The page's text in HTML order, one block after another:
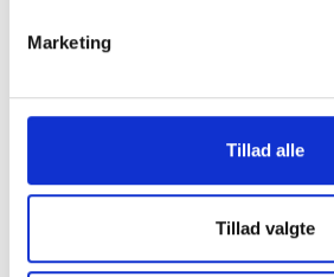
Marketing
Tillad alle
Tillad valgte
Køb trygt
GreenMind
3 års garanti og hurtig
Vurderet som